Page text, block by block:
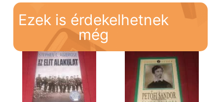
Ezek is érdekelhetnek
még